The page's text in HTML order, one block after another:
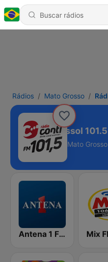
Rádios Mato Grosso
Conti Mirassol 101.5
Mato
Antena 1 FM